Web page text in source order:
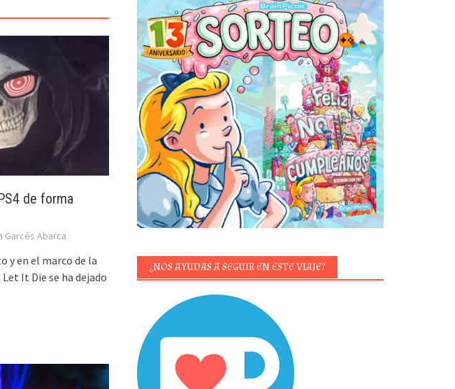
de forma
Garcés Abarca
y en el marco de la
It Die se ha dejado
¿NOS AYUDAS A SEGUIR EN ESTE VIAJE?